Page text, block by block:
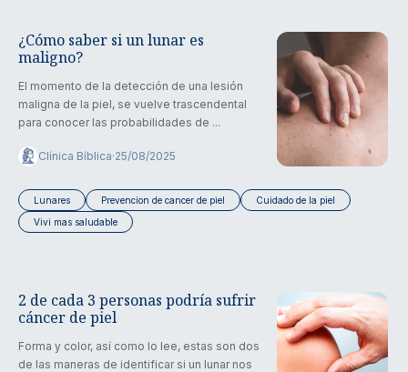
¿Cómo saber si un lunar es
maligno?
El momento de la detección de una lesión
maligna de la piel, se vuelve trascendental
para conocer las probabilidades de ...
Clínica Bíblica·25/08/2025
Lunares Prevencion de cancer de piel
Cuidado de la piel
Vivi mas saludable
2 de cada 3 personas podría sufrir
cáncer de piel
Forma y color, así como lo lee, estas son dos
de las maneras de identificar si un lunar nos